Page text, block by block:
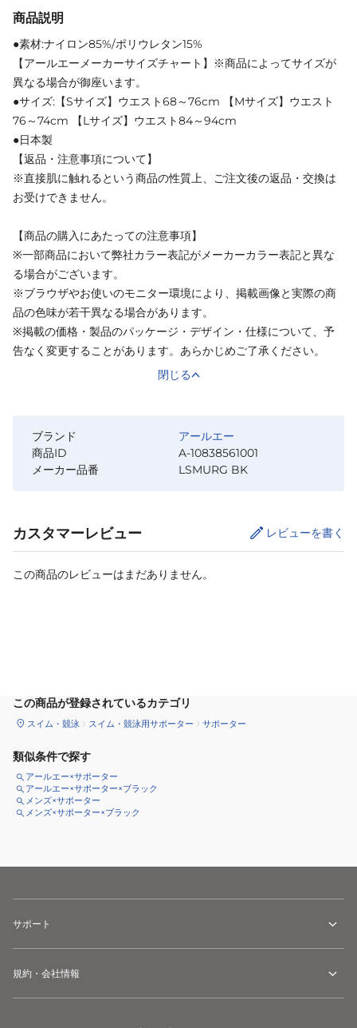
商品説明
●素材:ナイロン85%/ポリウレタン15%
【アールエーメーカーサイズチャート】※商品によってサイズが
異なる場合が御座います。
●サイズ:【Sサイズ】ウエスト68～76cm 【Mサイズ】ウエスト
76～74cm 【Lサイズ】ウエスト84～94cm
●日本製
【返品・注意事項について】
※直接肌に触れるという商品の性質上、ご注文後の返品・交換は
お受けできません。
【商品の購入にあたっての注意事項】
※一部商品において弊社カラー表記がメーカーカラー表記と異な
る場合がございます。
※ブラウザやお使いのモニター環境により、掲載画像と実際の商
品の色味が若干異なる場合があります。
※掲載の価格・製品のパッケージ・デザイン・仕様について、予
告なく変更することがあります。あらかじめご了承ください。
閉じる
ブランド
アールエー
商品ID
A-10838561001
メーカー品番
LSMURG BK
カスタマーレビュー レビューを書く
この商品のレビューはまだありません。
この商品が登録されているカテゴリ
スイム・競泳 スイム・競泳用サポーター サポーター
類似条件で探す
アールエー×サポーター
アールエー×サポーター×ブラック
メンズ×サポーター
メンズ×サポーター×ブラック
サポート
規約・会社情報